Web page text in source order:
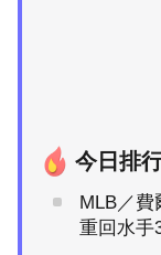
今日排
MLB／
重回水手